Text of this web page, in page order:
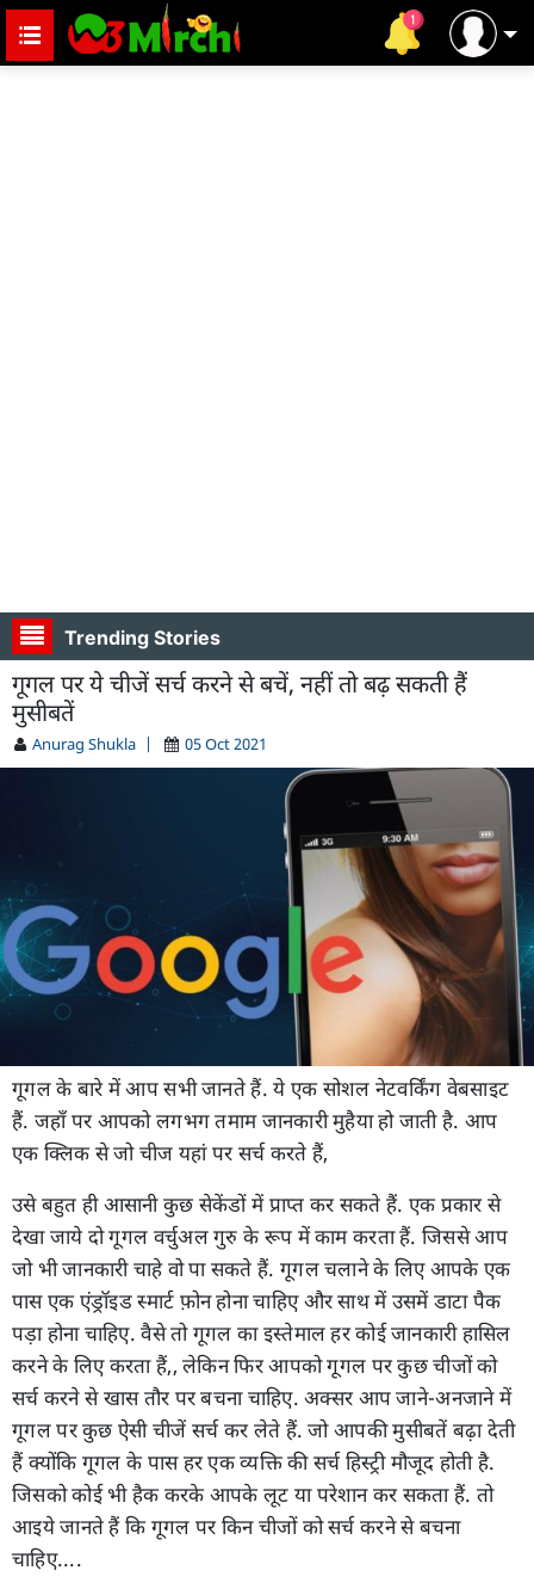
Trending Stories
गूगल पर ये चीजें सर्च करने से बचें, नहीं तो बढ़ सकती हैं
मुसीबतें
Anurag Shukla | 05 Oct 2021
गूगल के बारे में आप सभी जानते हैं. ये एक सोशल नेटवर्किंग वेबसाइट
हैं. जहाँ पर आपको लगभग तमाम जानकारी मुहैया हो जाती है. आप
एक क्लिक से जो चीज यहां पर सर्च करते हैं,
उसे बहुत ही आसानी कुछ सेकेंडों में प्राप्त कर सकते हैं. एक प्रकार से
देखा जाये दो गूगल वर्चुअल गुरु के रूप में काम करता हैं. जिससे आप
जो भी जानकारी चाहे वो पा सकते हैं. गूगल चलाने के लिए आपके एक
पास एक एंड्रॉइड स्मार्ट फ़ोन होना चाहिए और साथ में उसमें डाटा पैक
पड़ा होना चाहिए. वैसे तो गूगल का इस्तेमाल हर कोई जानकारी हासिल
करने के लिए करता हैं,, लेकिन फिर आपको गूगल पर कुछ चीजों को
सर्च करने से खास तौर पर बचना चाहिए. अक्सर आप जाने-अनजाने में
गूगल पर कुछ ऐसी चीजें सर्च कर लेते हैं. जो आपकी मुसीबतें बढ़ा देती
हैं क्योंकि गूगल के पास हर एक व्यक्ति की सर्च हिस्ट्री मौजूद होती है.
जिसको कोई भी हैक करके आपके लूट या परेशान कर सकता हैं. तो
आइये जानते हैं कि गूगल पर किन चीजों को सर्च करने से बचना
चाहिए....